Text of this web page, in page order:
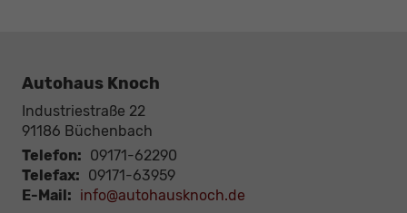
Autohaus Knoch
Industriestraße 22
91186 Büchenbach
Telefon: 09171-62290
Telefax: 09171-63959
E-Mail: info@autohausknoch.de